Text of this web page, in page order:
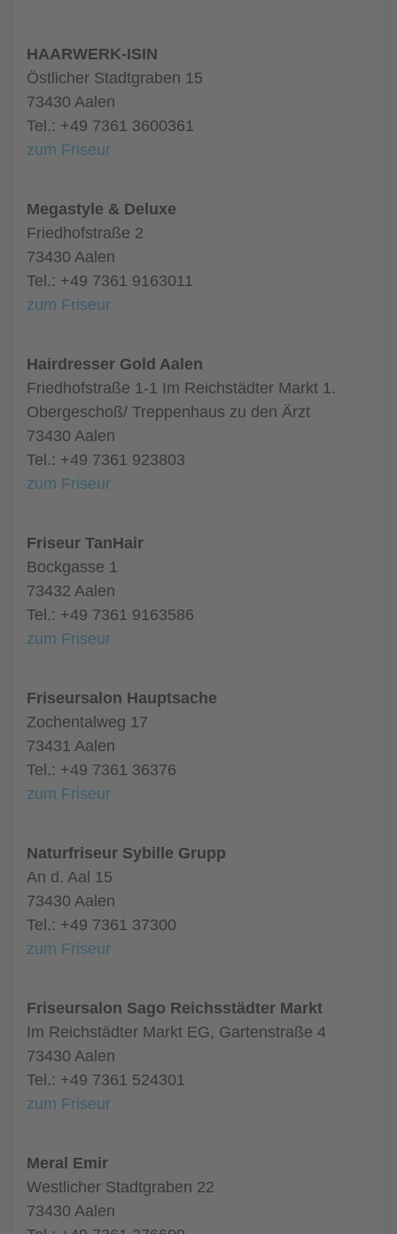
HAARWERK-ISIN
Östlicher Stadtgraben 15
73430 Aalen
Tel.: +49 7361 3600361
zum Friseur
Megastyle & Deluxe
Friedhofstraße 2
73430 Aalen
Tel.: +49 7361 9163011
zum Friseur
Hairdresser Gold Aalen
Friedhofstraße 1-1 Im Reichstädter Markt 1.
Obergeschoß/ Treppenhaus zu den Ärzt
73430 Aalen
Tel.: +49 7361 923803
zum Friseur
Friseur TanHair
Bockgasse 1
73432 Aalen
Tel.: +49 7361 9163586
zum Friseur
Friseursalon Hauptsache
Zochentalweg 17
73431 Aalen
Tel.: +49 7361 36376
zum Friseur
Naturfriseur Sybille Grupp
An d. Aal 15
73430 Aalen
Tel.: +49 7361 37300
zum Friseur
Friseursalon Sago Reichsstädter Markt
Im Reichstädter Markt EG, Gartenstraße 4
73430 Aalen
Tel.: +49 7361 524301
zum Friseur
Meral Emir
Westlicher Stadtgraben 22
73430 Aalen